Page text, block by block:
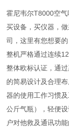
霍尼韦尔T8000空气
买设备，买仪器，
司，这里有您想要
整机严格通过连续
整体欧标认证，通
的简易设计及合理
器的使用工作习惯
公斤气瓶），轻便
户对他救及通讯功